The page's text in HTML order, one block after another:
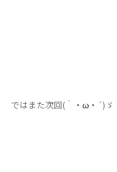
ではまた次回(｀・ω・´)ゞ